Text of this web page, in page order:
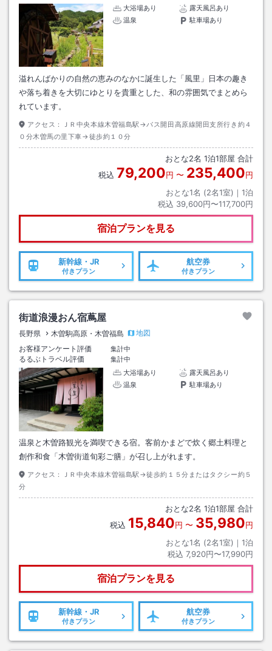
大浴場あり
露天風呂あり
温泉
駐車場あり
溢れんばかりの自然の恵みのなかに誕生した「風里」日本の趣き
や落ち着きを大切にゆとりを貴重とした、和の雰囲気でまとめら
れています。
アクセス：
ＪＲ中央本線木曽福島駅→バス開田高原線開田支所行き約４
０分木曽馬の里下車→徒歩約１０分
おとな2名 1泊1部屋 合計
税込 79,200円 〜 235,400円
おとな1名 (2名1室)｜ 1泊
税込 39,600円〜117,700円
宿泊プランを見る
新幹線・JR
付きプラン
航空券
付きプラン
街道浪漫おん宿蔦屋
長野県 木曽駒高原・木曽福島
地図
お客様アンケート評価
集計中
るるぶトラベル評価
集計中
大浴場あり
露天風呂あり
温泉
駐車場あり
温泉と木曽路観光を満喫できる宿。客前かまどで炊く郷土料理と
創作和食「木曽街道旬彩ご膳」が召し上がれます。
アクセス：
ＪＲ中央本線木曽福島駅→徒歩約１５分またはタクシー約５
分
おとな2名 1泊1部屋 合計
税込 15,840円 〜 35,980円
おとな1名 (2名1室)｜ 1泊
税込 7,920円〜17,990円
宿泊プランを見る
新幹線・JR
付きプラン
航空券
付きプラン